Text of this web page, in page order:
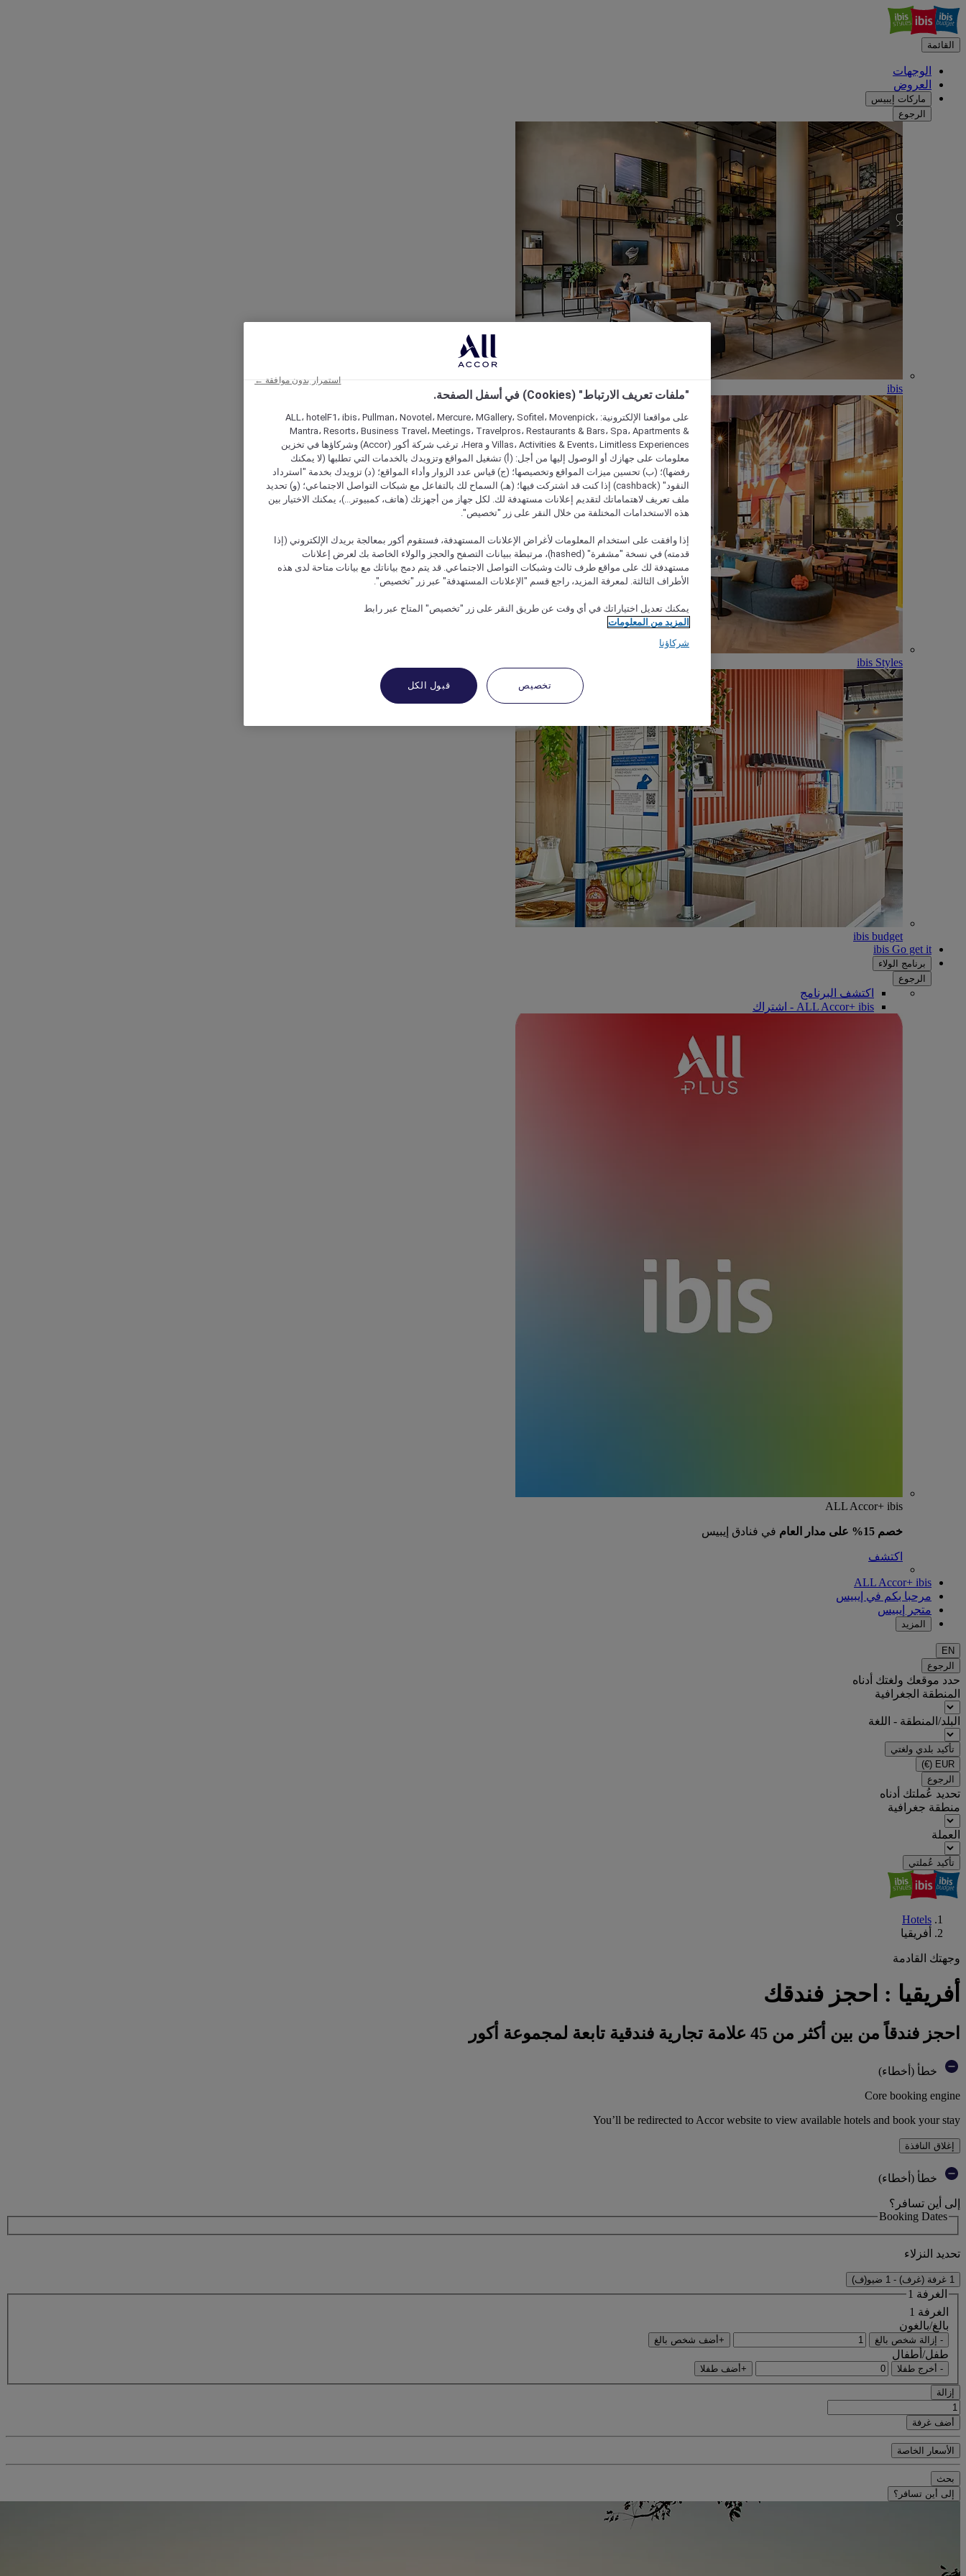
القائمة
الوجهات
العروض
ماركات إيبيس
الرجوع
ibis
ibis Styles
ibis budget
ibis Go get it
برنامج الولاء
الرجوع
اكتشف البرنامج
ALL Accor+ ibis - اشتراك
ALL Accor+ ibis
خصم 15% على مدار العام في فنادق إيبيس
اكتشف
ALL Accor+ ibis
مرحبا بكم في إيبيس
متجر إيبيس
المزيد
EN
الرجوع
حدد موقعك ولغتك أدناه
المنطقة الجغرافية
البلد/المنطقة - اللغة
تأكيد بلدي ولغتي
EUR
(€)
الرجوع
تحديد عُملتك أدناه
منطقة جغرافية
العملة
تأكيد عُملتي
Hotels
أفريقيا
وجهتك القادمة
أفريقيا : احجز فندقك
احجز فندقاً من بين أكثر من 45 علامة تجارية فندقية تابعة لمجموعة أكور
خطأ (أخطاء)
Core booking engine
You’ll be redirected to Accor website to view available hotels and book your stay
إغلاق النافذة
خطأ (أخطاء)
إلى أين تسافر؟
Booking Dates
تحديد النزلاء
1 غرفة (غرف) - 1 ضيو(ف)
الغرفة 1
الغرفة 1
بالغ/بالغون
- إزالة شخص بالغ +أضف شخص بالغ
طفل/أطفال
- أخرج طفلا +أضف طفلا
إزالة
أضف غرفة
الأسعار الخاصة
بحث
إلى أين تسافر؟
"ملفات تعريف الارتباط" (Cookies) في أسفل الصفحة.
على مواقعنا الإلكترونية: ALL، hotelF1، ibis، Pullman، Novotel، Mercure، MGallery، Sofitel، Movenpick،
Mantra، Resorts، Business Travel، Meetings، Travelpros، Restaurants & Bars، Spa، Apartments &
Villas، Activities & Events، Limitless Experiences و Hera، ترغب شركة أكور (Accor) وشركاؤها في تخزين
معلومات على جهازك أو الوصول إليها من أجل: (أ) تشغيل المواقع وتزويدك بالخدمات التي تطلبها (لا يمكنك
رفضها)؛ (ب) تحسين ميزات المواقع وتخصيصها؛ (ج) قياس عدد الزوار وأداء المواقع؛ (د) تزويدك بخدمة "استرداد
النقود" (cashback) إذا كنت قد اشتركت فيها؛ (هـ) السماح لك بالتفاعل مع شبكات التواصل الاجتماعي؛ (و) تحديد
ملف تعريف لاهتماماتك لتقديم إعلانات مستهدفة لك. لكل جهاز من أجهزتك (هاتف، كمبيوتر...)، يمكنك الاختيار بين
هذه الاستخدامات المختلفة من خلال النقر على زر "تخصيص".
إذا وافقت على استخدام المعلومات لأغراض الإعلانات المستهدفة، فستقوم أكور بمعالجة بريدك الإلكتروني (إذا
قدمته) في نسخة "مشفرة" (hashed)، مرتبطة ببيانات التصفح والحجز والولاء الخاصة بك لعرض إعلانات
مستهدفة لك على مواقع طرف ثالث وشبكات التواصل الاجتماعي. قد يتم دمج بياناتك مع بيانات متاحة لدى هذه
الأطراف الثالثة. لمعرفة المزيد، راجع قسم "الإعلانات المستهدفة" عبر زر "تخصيص".
يمكنك تعديل اختياراتك في أي وقت عن طريق النقر على زر "تخصيص" المتاح عبر رابط
المزيد من المعلومات
شركاؤنا
تخصيص قبول الكل
استمرار بدون موافقة ←